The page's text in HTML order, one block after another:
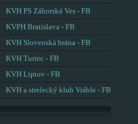
KVH PS Záhorská Ves - FB
KVPH Bratislava - FB
KVH Slovenská brána - FB
KVH Turiec - FB
KVH Liptov - FB
KVH a strelecký klub Vráble - FB